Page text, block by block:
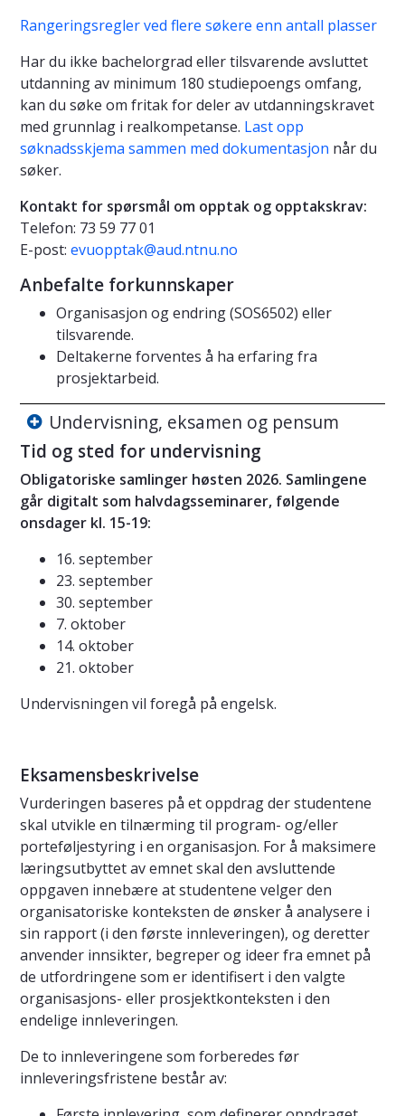
Rangeringsregler ved flere søkere enn antall plasser
Har du ikke bachelorgrad eller tilsvarende avsluttet
utdanning av minimum 180 studiepoengs omfang,
kan du søke om fritak for deler av utdanningskravet
med grunnlag i realkompetanse. Last opp
søknadsskjema sammen med dokumentasjon når du
søker.
Kontakt for spørsmål om opptak og opptakskrav:
Telefon: 73 59 77 01
E-post: evuopptak@aud.ntnu.no
Anbefalte forkunnskaper
Organisasjon og endring (SOS6502) eller
tilsvarende.
Deltakerne forventes å ha erfaring fra
prosjektarbeid.
Undervisning, eksamen og pensum
Tid og sted for undervisning
Obligatoriske samlinger høsten 2026. Samlingene
går digitalt som halvdagsseminarer, følgende
onsdager kl. 15-19:
16. september
23. september
30. september
7. oktober
14. oktober
21. oktober
Undervisningen vil foregå på engelsk.
Eksamensbeskrivelse
Vurderingen baseres på et oppdrag der studentene
skal utvikle en tilnærming til program- og/eller
porteføljestyring i en organisasjon. For å maksimere
læringsutbyttet av emnet skal den avsluttende
oppgaven innebære at studentene velger den
organisatoriske konteksten de ønsker å analysere i
sin rapport (i den første innleveringen), og deretter
anvender innsikter, begreper og ideer fra emnet på
de utfordringene som er identifisert i den valgte
organisasjons- eller prosjektkonteksten i den
endelige innleveringen.
De to innleveringene som forberedes før
innleveringsfristene består av: